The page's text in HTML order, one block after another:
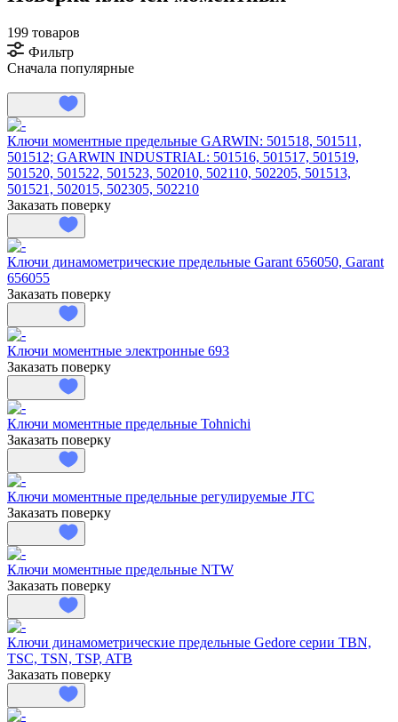
199 товаров
Фильтр
Сначала популярные
Ключи моментные предельные GARWIN: 501518, 501511,
501512; GARWIN INDUSTRIAL: 501516, 501517, 501519,
501520, 501522, 501523, 502010, 502110, 502205, 501513,
501521, 502015, 502305, 502210
Заказать поверку
Ключи динамометрические предельные Garant 656050, Garant
656055
Заказать поверку
Ключи моментные электронные 693
Заказать поверку
Ключи моментные предельные Tohnichi
Заказать поверку
Ключи моментные предельные регулируемые JTC
Заказать поверку
Ключи моментные предельные NTW
Заказать поверку
Ключи динамометрические предельные Gedore серии TBN,
TSC, TSN, TSP, ATB
Заказать поверку